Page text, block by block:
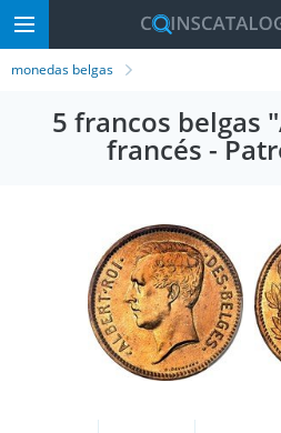
monedas belgas
5 francos belgas
francés -